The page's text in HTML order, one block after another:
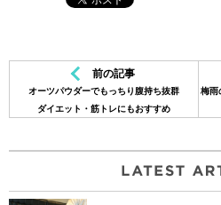
前の記事
オーツパウダーでもっちり腹持ち抜群
ダイエット・筋トレにもおすすめ
梅雨